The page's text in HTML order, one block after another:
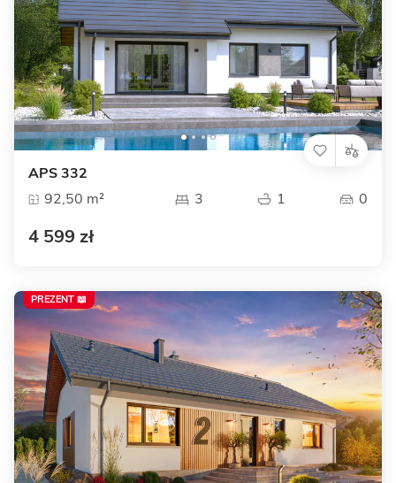
APS 332
92,50 m²
3 1 0
4 599 zł
PREZENT 📖